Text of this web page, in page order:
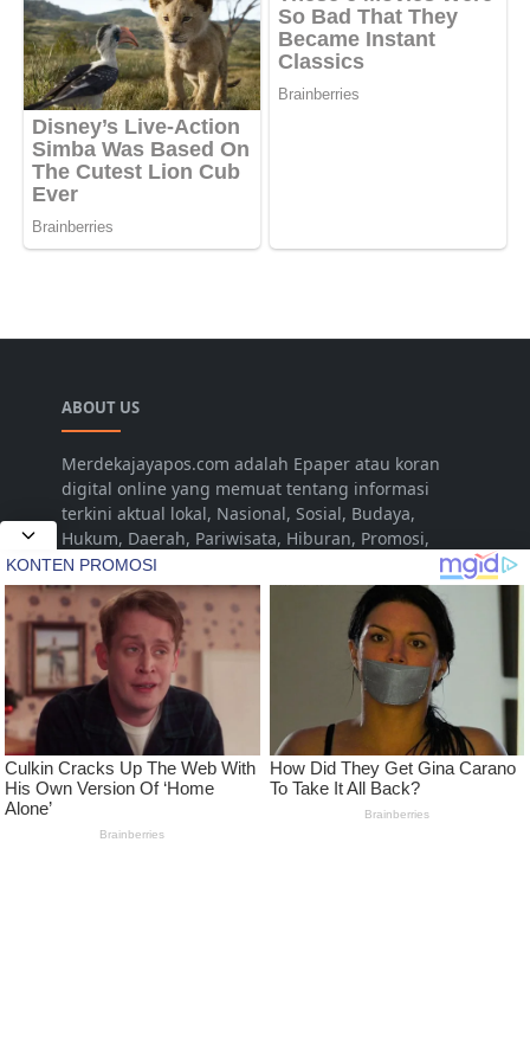
ABOUT US
Merdekajayapos.com adalah Epaper atau koran
digital online yang memuat tentang informasi
terkini aktual lokal, Nasional, Sosial, Budaya,
Hukum, Daerah, Pariwisata, Hiburan, Promosi,
Pertanian, Livestyle, Video, Musik yang disajikan
untuk dan dari Kota Jepara Indonesia. Namun
seiring dengan berjalannya waktu dalam
pengembangan, diharapkan dapat menjangkau
hingga pada tingkat Nasional
LEARN MORE
Pedoman Media Siber